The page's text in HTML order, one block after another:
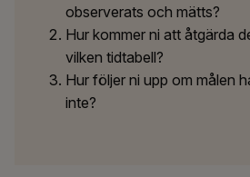
observerats och mätts?
Hur kommer ni att åtgärda
vilken tidtabell?
Hur följer ni upp om målen
inte?